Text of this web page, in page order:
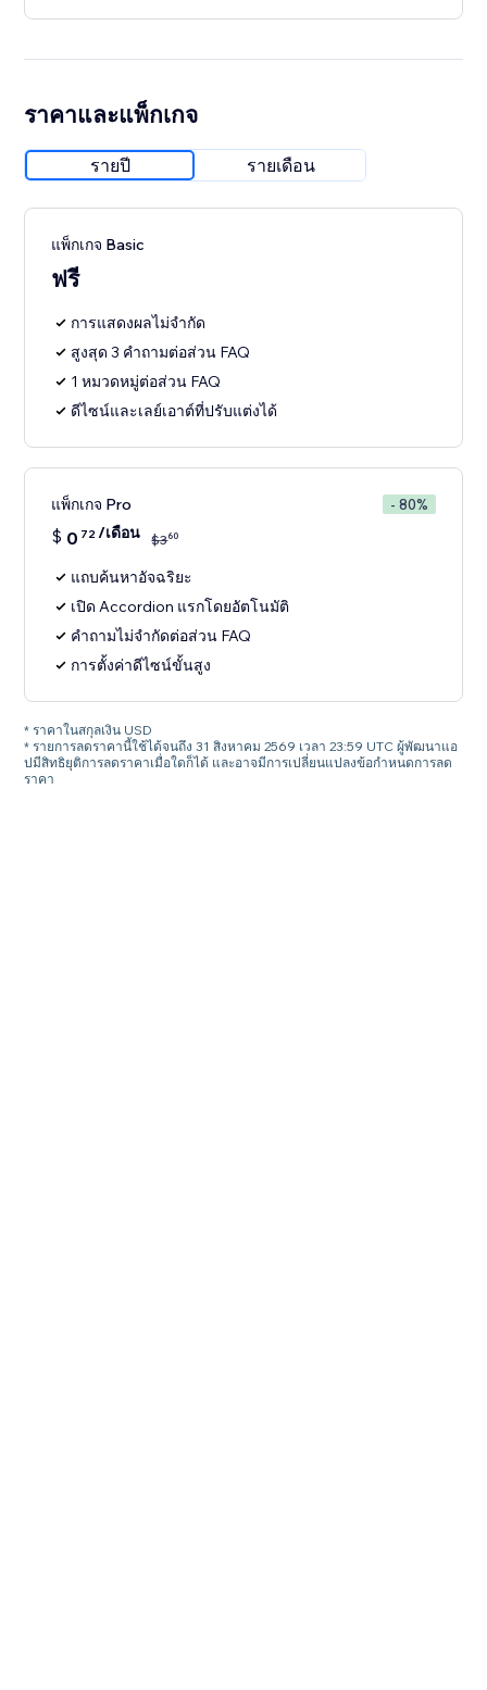
ราคาและแพ็กเกจ
รายปี รายเดือน
แพ็กเกจ Basic
ฟรี
การแสดงผลไม่จำกัด
สูงสุด 3 คำถามต่อส่วน FAQ
1 หมวดหมู่ต่อส่วน FAQ
ดีไซน์และเลย์เอาต์ที่ปรับแต่งได้
แพ็กเกจ Pro - 80%
$ 0 72/เดือน $360
แถบค้นหาอัจฉริยะ
เปิด Accordion แรกโดยอัตโนมัติ
คำถามไม่จำกัดต่อส่วน FAQ
การตั้งค่าดีไซน์ขั้นสูง
* ราคาในสกุลเงิน USD
* รายการลดราคานี้ใช้ได้จนถึง 31 สิงหาคม 2569 เวลา 23:59 UTC ผู้พัฒนาแอ
ปมีสิทธิยุติการลดราคาเมื่อใดก็ได้ และอาจมีการเปลี่ยนแปลงข้อกำหนดการลด
ราคา